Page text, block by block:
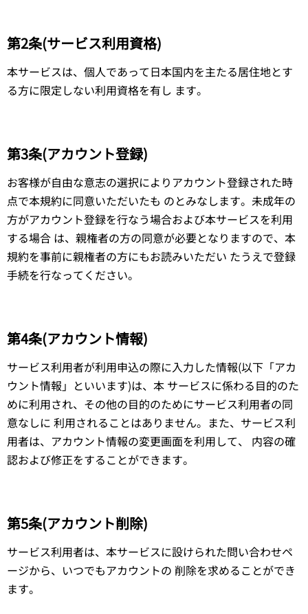
第2条(サービス利用資格)
本サービスは、個人であって日本国内を主たる居住地とす
る方に限定しない利用資格を有し ます。
第3条(アカウント登録)
お客様が自由な意志の選択によりアカウント登録された時
点で本規約に同意いただいたも のとみなします。未成年の
方がアカウント登録を行なう場合および本サービスを利用
する場合 は、親権者の方の同意が必要となりますので、本
規約を事前に親権者の方にもお読みいただい たうえで登録
手続を行なってください。
第4条(アカウント情報)
サービス利用者が利用申込の際に入力した情報(以下「アカ
ウント情報」といいます)は、本 サービスに係わる目的のた
めに利用され、その他の目的のためにサービス利用者の同
意なしに 利用されることはありません。また、サービス利
用者は、アカウント情報の変更画面を利用して、 内容の確
認および修正をすることができます。
第5条(アカウント削除)
サービス利用者は、本サービスに設けられた問い合わせペ
ージから、いつでもアカウントの 削除を求めることができ
ます。